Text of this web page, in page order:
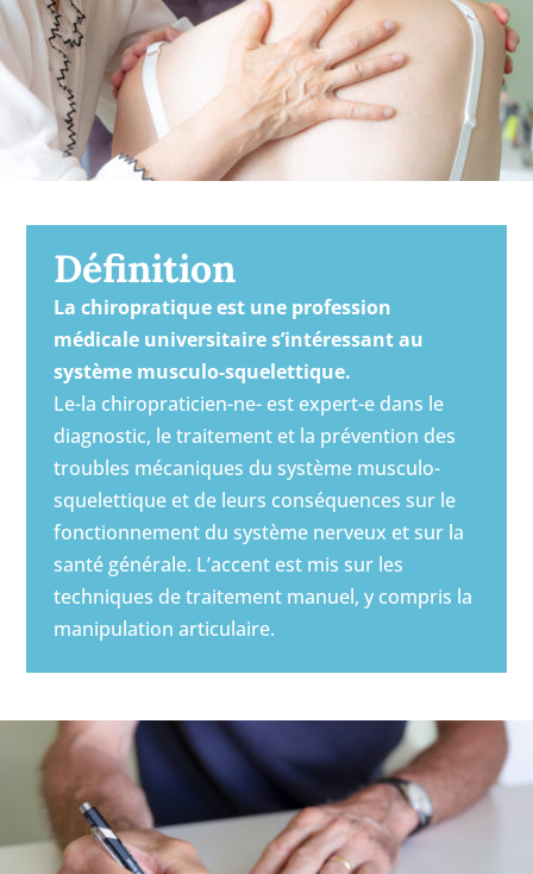
Définition
La chiropratique est une profession
médicale universitaire s’intéressant au
système musculo-squelettique.
Le-la chiropraticien-ne- est expert-e dans le
diagnostic, le traitement et la prévention des
troubles mécaniques du système musculo-
squelettique et de leurs conséquences sur le
fonctionnement du système nerveux et sur la
santé générale. L’accent est mis sur les
techniques de traitement manuel, y compris la
manipulation articulaire.